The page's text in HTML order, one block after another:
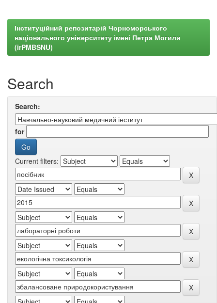
Інституційний репозитарій Чорноморського
національного університету імені Петра Могили
(irPMBSNU)
Search
Search:
for
Current filters: